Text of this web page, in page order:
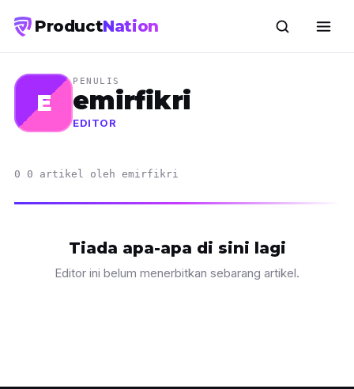
ProductNation
E
PENULIS
emirfikri
EDITOR
0 0 artikel oleh emirfikri
Tiada apa-apa di sini lagi
Editor ini belum menerbitkan sebarang artikel.